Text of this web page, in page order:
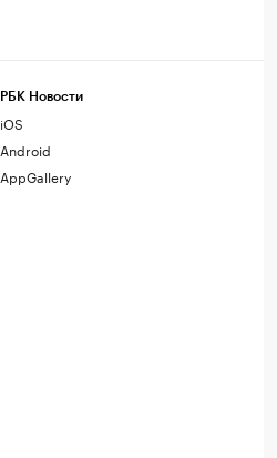
РБК Новости
iOS
Android
AppGallery